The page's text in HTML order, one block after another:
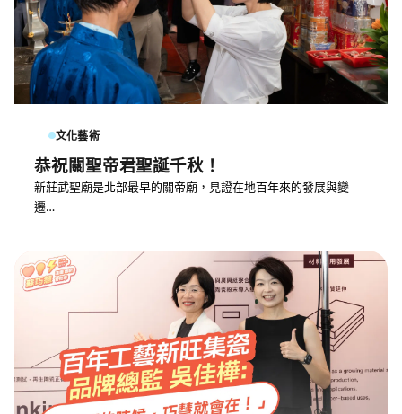
文化藝術
恭祝關聖帝君聖誕千秋！
新莊武聖廟是北部最早的關帝廟，見證在地百年來的發展與變
遷…